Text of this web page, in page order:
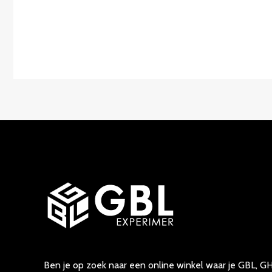
Ben je op zoek naar een online winkel waar je GBL,